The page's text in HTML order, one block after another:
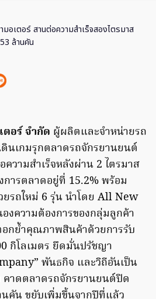
มอเตอร์ สานต่อความสำเร็จสองไตรมาส
ล้านคัน
อร์ จำกัด ผู้ผลิตและจำหน่ายรถ
นเกมรุกตลาดรถจักรยานยนต์
วามสำเร็จหลังผ่าน 2 ไตรมาส
ารตลาดอยู่ที่ 15.2% พร้อม
ยรถใหม่ 6 รุ่น นำโดย All New
งความต้องการของกลุ่มลูกค้า
กย้ำคุณภาพสินค้าด้วยการรับ
กิโลเมตร ยึดมั่นปรัชญา
พันธกิจ และวิถีอันเป็น
คาดตลาดรถจักรยานยนต์ปิด